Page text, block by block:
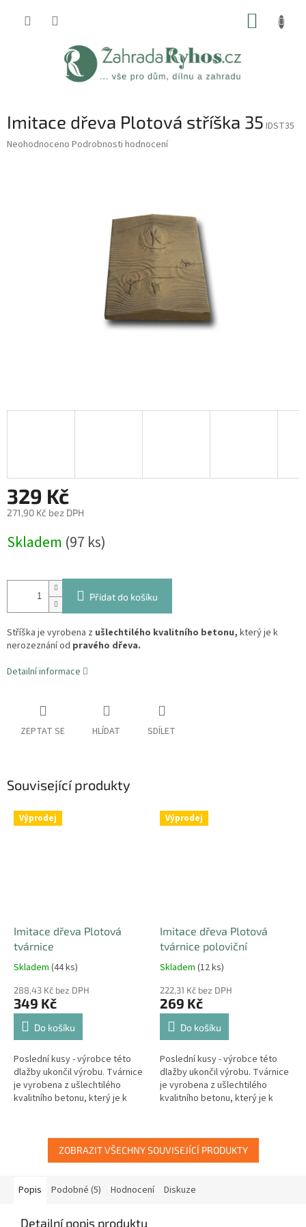
Imitace dřeva Plotová stříška 35 IDST35
Průměrné
Neohodnoceno Podrobnosti hodnocení
329 Kč
271,90 Kč bez DPH
cena:
Skladem (97 ks)
Přidat do košíku
Stříška je vyrobena z ušlechtilého kvalitního betonu, který je k
nerozeznání od pravého dřeva.
Detailní informace
ZEPTAT SE HLÍDAT SDÍLET
Související produkty
Výprodej
Imitace dřeva Plotová
tvárnice
Skladem (44 ks)
288,43 Kč bez DPH
349 Kč
Do košíku
Poslední kusy - výrobce této
dlažby ukončil výrobu. Tvárnice
je vyrobena z ušlechtilého
kvalitního betonu, který je k
Výprodej
Imitace dřeva Plotová
tvárnice poloviční
Skladem (12 ks)
222,31 Kč bez DPH
269 Kč
Do košíku
Poslední kusy - výrobce této
dlažby ukončil výrobu. Tvárnice
je vyrobena z ušlechtilého
kvalitního betonu, který je k
ZOBRAZIT VŠECHNY SOUVISEJÍCÍ PRODUKTY
Popis Podobné (5) Hodnocení Diskuze
Detailní popis produktu